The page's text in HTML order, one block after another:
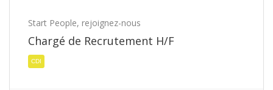
Start People, rejoignez-nous
Chargé de Recrutement H/F